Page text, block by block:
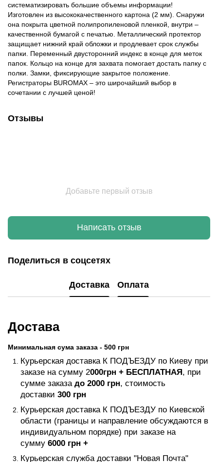
систематизировать большие объемы информации!
Изготовлен из высококачественного картона (2 мм). Снаружи
она покрыта цветной полипропиленовой пленкой, внутри –
качественной бумагой с печатью. Металлический протектор
защищает нижний край обложки и продлевает срок службы
папки. Переменный двусторонний индекс в конце для меток
папок. Кольцо на конце для захвата помогает достать папку с
полки. Замки, фиксирующие закрытое положение.
Регистраторы BUROMAX – это широчайший выбор в
сочетании с лучшей ценой!
Отзывы
Добавьте первый отзыв
Написать отзыв
Поделиться в соцсетях
Доставка Оплата
Достава
Минимальная сума заказа - 500 грн
Курьерская доставка К ПОДЪЕЗДУ по Киеву при
заказе на сумму 2000грн + БЕСПЛАТНАЯ, при
сумме заказа до 2000 грн, стоимость
доставки 300 грн
Курьерская доставка К ПОДЪЕЗДУ по Киевской
области (границы и направление обсуждаются в
индивидуальном порядке) при заказе на
сумму 6000 грн +
Курьерская служба доставки "Новая Почта"